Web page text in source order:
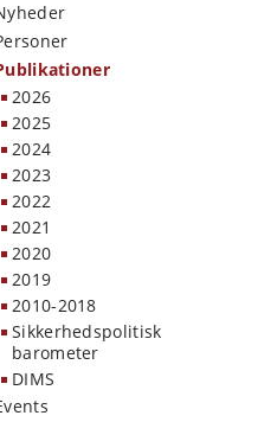
2026
2025
2024
2023
2022
2021
2020
2019
2010-2018
Sikkerhedspolitisk
barometer
DIMS